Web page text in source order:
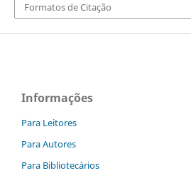
Formatos de Citação
Informações
Para Leitores
Para Autores
Para Bibliotecários